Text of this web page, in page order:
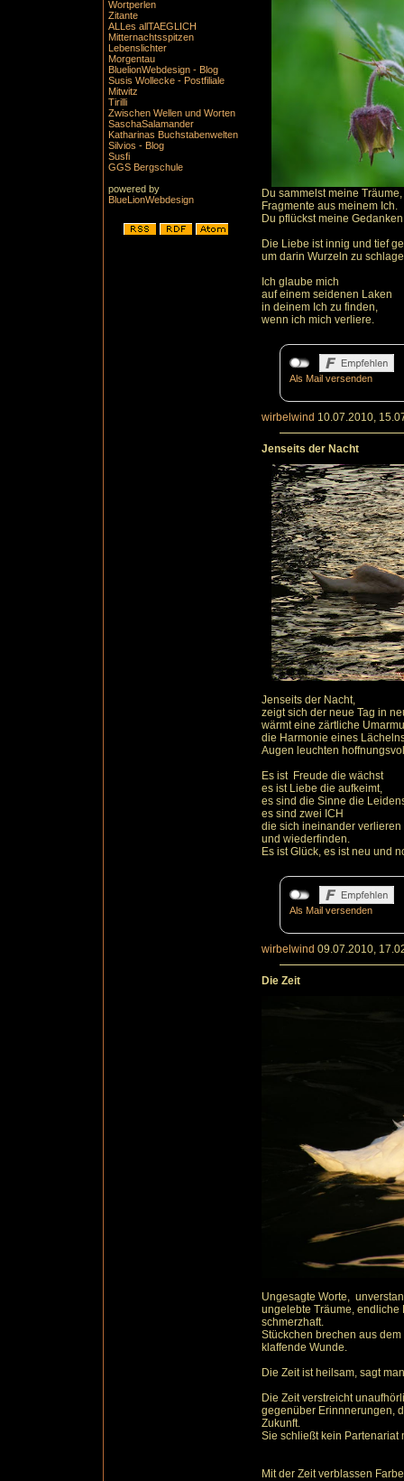
Wortperlen
Zitante
ALLes allTAEGLICH
Mitternachtsspitzen
Lebenslichter
Morgentau
BluelionWebdesign - Blog
Susis Wollecke - Postfiliale
Mitwitz
Tirilli
Zwischen Wellen und Worten
SaschaSalamander
Katharinas Buchstabenwelten
Silvios - Blog
Susfi
GGS Bergschule
powered by
BlueLionWebdesign
Du sammelst meine Träume,
Fragmente aus meinem Ich.
Du pflückst meine
Die Liebe ist innig und tief
um darin Wurzeln zu
Ich glaube mich
auf einem seidenen Laken
in deinem Ich zu finden,
wenn ich mich verliere.
Als Mail versenden
wirbelwind 10.07.2010,
Jenseits der Nacht
Jenseits der Nacht,
zeigt sich der neue Tag in
wärmt eine zärtliche
die Harmonie eines
Augen leuchten
Es ist Freude die wächst
es ist Liebe die aufkeimt,
es sind die Sinne die
es sind zwei ICH
die sich ineinander verlieren
und wiederfinden.
Es ist Glück, es ist neu und
Als Mail versenden
wirbelwind 09.07.2010,
Die Zeit
Ungesagte Worte,
ungelebte Träume,
schmerzhaft.
Stückchen brechen aus
klaffende Wunde.
Die Zeit ist heilsam, sagt
Die Zeit verstreicht
gegenüber Erinnnerungen,
Zukunft.
Sie schließt kein Partenariat
Mit der Zeit verblassen